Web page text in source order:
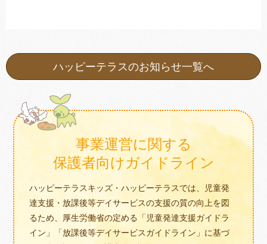
ハッピーテラスのお知らせ一覧へ
事業運営に関する
保護者向けガイドライン
ハッピーテラスキッズ・ハッピーテラスでは、児童発
達支援・放課後等デイサービスの支援の質の向上を図
るため、厚生労働省の定める「児童発達支援ガイドラ
イン」「放課後等デイサービスガイドライン」に基づ